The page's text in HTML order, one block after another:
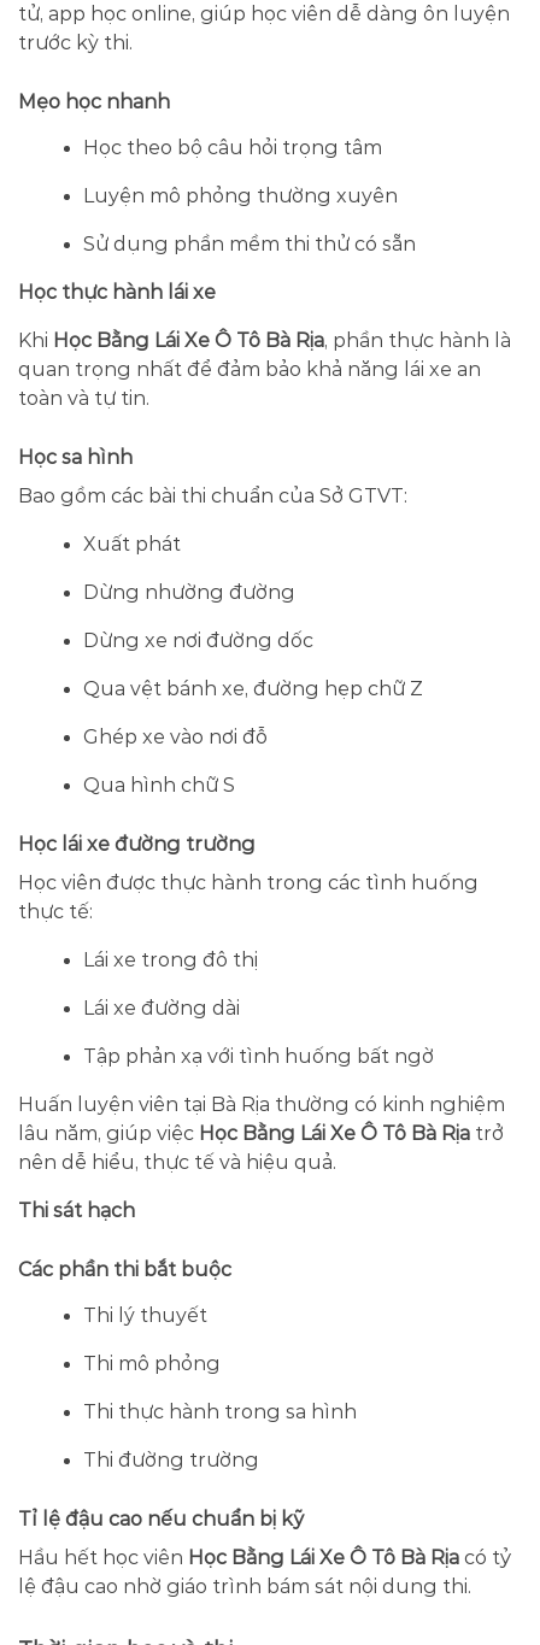
tử, app học online, giúp học viên dễ dàng ôn luyện
trước kỳ thi.
Mẹo học nhanh
Học theo bộ câu hỏi trọng tâm
Luyện mô phỏng thường xuyên
Sử dụng phần mềm thi thử có sẵn
Học thực hành lái xe
Khi Học Bằng Lái Xe Ô Tô Bà Rịa, phần thực hành là
quan trọng nhất để đảm bảo khả năng lái xe an
toàn và tự tin.
Học sa hình
Bao gồm các bài thi chuẩn của Sở GTVT:
Xuất phát
Dừng nhường đường
Dừng xe nơi đường dốc
Qua vệt bánh xe, đường hẹp chữ Z
Ghép xe vào nơi đỗ
Qua hình chữ S
Học lái xe đường trường
Học viên được thực hành trong các tình huống
thực tế:
Lái xe trong đô thị
Lái xe đường dài
Tập phản xạ với tình huống bất ngờ
Huấn luyện viên tại Bà Rịa thường có kinh nghiệm
lâu năm, giúp việc Học Bằng Lái Xe Ô Tô Bà Rịa trở
nên dễ hiểu, thực tế và hiệu quả.
Thi sát hạch
Các phần thi bắt buộc
Thi lý thuyết
Thi mô phỏng
Thi thực hành trong sa hình
Thi đường trường
Tỉ lệ đậu cao nếu chuẩn bị kỹ
Hầu hết học viên Học Bằng Lái Xe Ô Tô Bà Rịa có tỷ
lệ đậu cao nhờ giáo trình bám sát nội dung thi.